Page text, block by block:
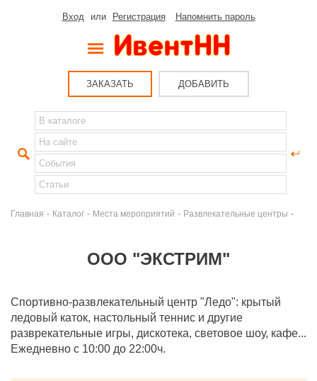
Вход или Регистрация Напомнить пароль
ЗАКАЗАТЬ ДОБАВИТЬ
Главная - Каталог - Места мероприятий - Развлекательные центры -
ООО "ЭКСТРИМ"
Спортивно-развлекательный центр "Ледо": крытый
ледовый каток, настольный теннис и другие
разврекательные игры, дискотека, световое шоу, кафе...
Ежедневно с 10:00 до 22:00ч.